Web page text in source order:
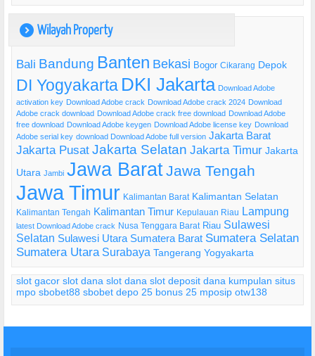
) Wilayah Property
Bali Bandung Banten Bekasi Bogor Cikarang Depok
DI Yogyakarta DKI Jakarta Download Adobe
activation key Download Adobe crack Download Adobe crack 2024 Download
Adobe crack download Download Adobe crack free download Download Adobe
free download Download Adobe keygen Download Adobe license key Download
Adobe serial key download Download Adobe full version Jakarta Barat
Jakarta Pusat Jakarta Selatan Jakarta Timur Jakarta
Utara Jambi Jawa BaratJawa Tengah
Jawa Timur Kalimantan Barat Kalimantan Selatan
Kalimantan Tengah Kalimantan Timur Kepulauan Riau Lampung
latest Download Adobe crack Nusa Tenggara Barat Riau Sulawesi
Selatan Sulawesi Utara Sumatera Barat Sumatera Selatan
Sumatera Utara Surabaya Tangerang Yogyakarta
slot gacor slot dana slot dana slot deposit dana kumpulan situs
mpo sbobet88 sbobet depo 25 bonus 25 mposip otw138